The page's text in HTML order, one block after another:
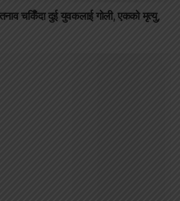
चर्किँदा दुई युवकलाई गोली, एकको मृत्यु,